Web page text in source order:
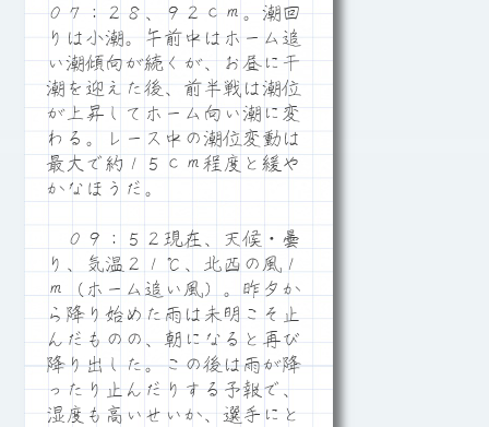
０７：２８、９２ｃｍ。潮回
りは小潮。午前中はホーム追
い潮傾向が続くが、お昼に干
潮を迎えた後、前半戦は潮位
が上昇してホーム向い潮に変
わる。レース中の潮位変動は
最大で約１５ｃｍ程度と緩や
かなほうだ。
０９：５２現在、天候・曇
り、気温２１℃、北西の風１
ｍ（ホーム追い風）。昨夕か
ら降り始めた雨は未明こそ止
んだものの、朝になると再び
降り出した。この後は雨が降
ったり止んだりする予報で、
湿度も高いせいか、選手にと